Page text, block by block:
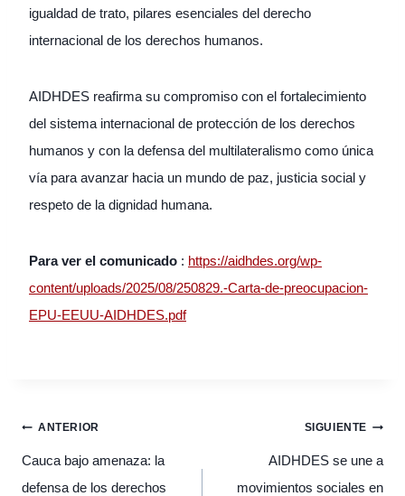
igualdad de trato, pilares esenciales del derecho
internacional de los derechos humanos.
AIDHDES reafirma su compromiso con el fortalecimiento
del sistema internacional de protección de los derechos
humanos y con la defensa del multilateralismo como única
vía para avanzar hacia un mundo de paz, justicia social y
respeto de la dignidad humana.
Para ver el comunicado : https://aidhdes.org/wp-
content/uploads/2025/08/250829.-Carta-de-preocupacion-
EPU-EEUU-AIDHDES.pdf
Navegación
entradas
ANTERIOR
Cauca bajo amenaza: la
defensa de los derechos
SIGUIENTE
AIDHDES se une a
movimientos sociales en